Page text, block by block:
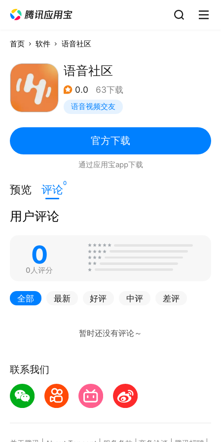
首页 软件 语音社区
语音社区
0.0 63下载
语音视频交友
官方下载
通过应用宝app下载
预览 评论0
用户评论
0
0人评分
全部 最新 好评 中评 差评
联系我们